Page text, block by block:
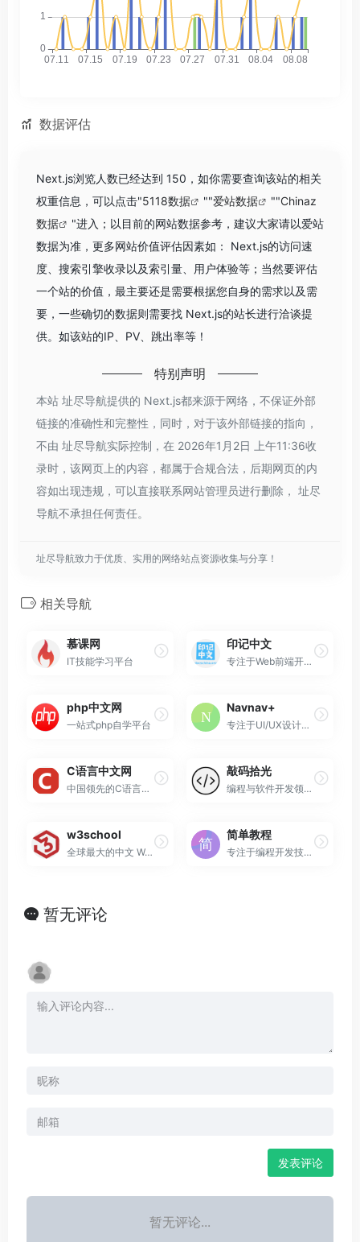
数据评估
Next.js浏览人数已经达到 150，如你需要查询该站的相关
权重信息，可以点击"5118数据 ""爱站数据 ""Chinaz
数据
"进入；以目前的网站数据参考，建议大家请以爱站
数据为准，更多网站价值评估因素如： Next.js的访问速
度、搜索引擎收录以及索引量、用户体验等；当然要评估
一个站的价值，最主要还是需要根据您自身的需求以及需
要，一些确切的数据则需要找 Next.js的站长进行洽谈提
供。如该站的IP、PV、跳出率等！
特别声明
本站 址尽导航提供的 Next.js都来源于网络，不保证外部
链接的准确性和完整性，同时，对于该外部链接的指向，
不由 址尽导航实际控制，在 2026年1月2日 上午11:36收
录时，该网页上的内容，都属于合规合法，后期网页的内
容如出现违规，可以直接联系网站管理员进行删除， 址尽
导航不承担任何责任。
址尽导航致力于优质、实用的网络站点资源收集与分享！
相关导航
慕课网
IT技能学习平台
印记中文
专注于Web前端开发领域的专业技术文档平台
php中文网
一站式php自学平台
Navnav+
专注于UI/UX设计的专业资源导航网站
C语言中文网
中国领先的C语言程序设计专业网站
敲码拾光
编程与软件开发领域的专业技术平台
w3school
全球最大的中文 Web 技术教程
简单教程
专注于编程开发技术入门的在线教育平台
暂无评论
发表评论
暂无评论...